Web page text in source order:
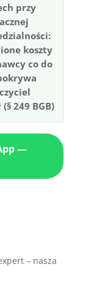
przy
koszty
co do
249 BGB)
—
– nasza